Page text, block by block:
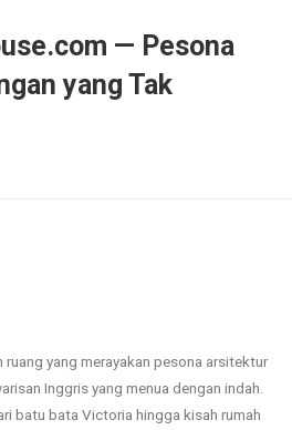
— Pesona
yang Tak
ruang yang merayakan pesona arsitektur
Inggris yang menua dengan indah.
batu bata Victoria hingga kisah rumah